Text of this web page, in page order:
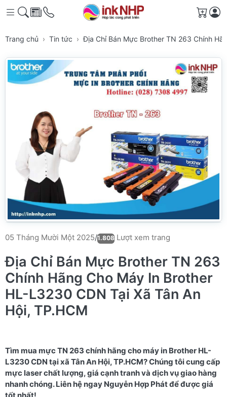
Giỏ
Trang chủ Tin tức Địa Chỉ Bán Mực Brother TN 263 Chính
05 Tháng Mười Một 2025/1.808 Lượt xem trang
Địa Chỉ Bán Mực Brother TN 263
Chính Hãng Cho Máy In Brother
HL-L3230 CDN Tại Xã Tân An
Hội, TP.HCM
Tìm mua mực TN 263 chính hãng cho máy in Brother HL-
L3230 CDN tại xã Tân An Hội, TP.HCM? Chúng tôi cung cấp
mực laser chất lượng, giá cạnh tranh và dịch vụ giao hàng
nhanh chóng. Liên hệ ngay Nguyễn Hợp Phát để được giá